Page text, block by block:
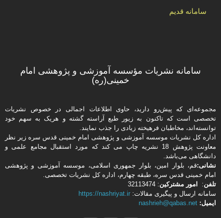
سامانه قدیم
سامانه نشریات مؤسسه آموزشی و پژوهشی امام
خمینی(ره)
مجموعه‌ای که پیش‌رو دارید،‌ حاوی اطلاعات اجمالی در خصوص نشریات
تخصصی است که تاکنون به زیور طبع آراسته گشته و هریک به سهم خود
توانسته‌اند، مخاطبان فرهیخته‌ زیادی را جذب نمایند.
اداره كل نشریات موسسه آموزشی و پژوهشی امام خمینی قدس سره زیر نظر
معاونت پژوهش 18 نشریه چاپ می کند که مورد استقبال مجامع علمی و
دانشگاهی می‌باشد.
نشانی:قم، بلوار امین، بلوار جمهوری اسلامی، موسسه آموزشی و پژوهشی
امام خمینی قدس سره، طبقه چهارم، اداره كل نشریات تخصصی.
تلفن: امور مشتركین: 32113474
سامانه ارسال و پیگیری مقالات: https://nashriyat.ir
ایمیل: nashrieh@qabas.net